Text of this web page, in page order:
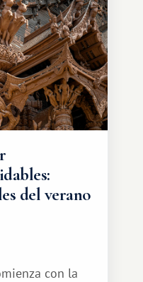
ofrece una
del verano
con la